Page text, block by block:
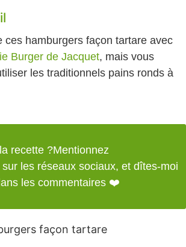
ces hamburgers façon tartare avec
Burger de Jacquet, mais vous
les traditionnels pains ronds à
recette ?Mentionnez
sur les réseaux sociaux, et dîtes-moi
les commentaires ❤️
façon tartare